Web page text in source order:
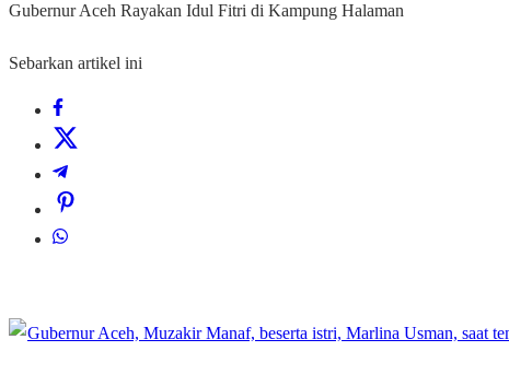
Gubernur Aceh Rayakan Idul Fitri di Kampung Halaman
Sebarkan artikel ini